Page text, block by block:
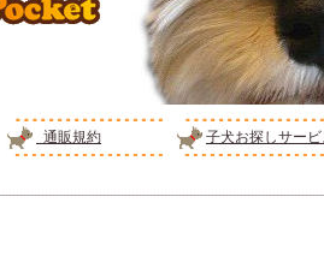
通販規約 子犬お探しサービ